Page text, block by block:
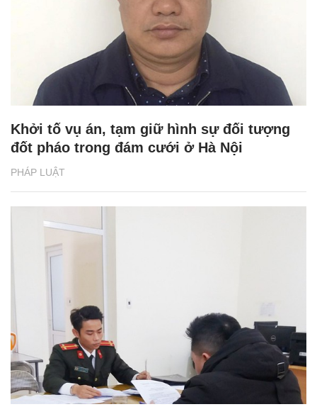
PHÁP LUẬT
Khởi tố vụ án, tạm giữ hình sự đối tượng
đốt pháo trong đám cưới ở Hà Nội